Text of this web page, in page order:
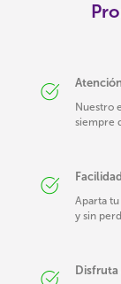
Nuestro
siempre
Aparta
y sin
Disfruta